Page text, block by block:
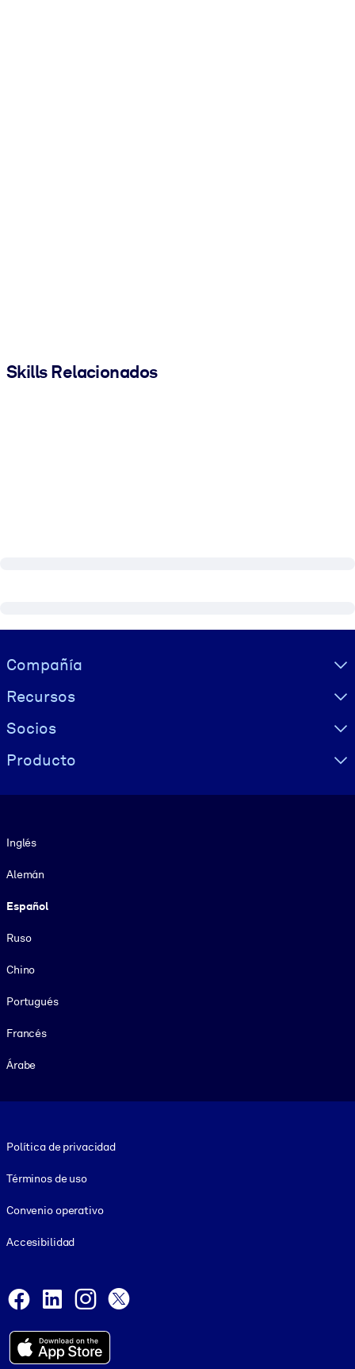
Skills Relacionados
Visually hidden Text
Compañía
Recursos
Socios
Producto
Inglés
Alemán
Español
Ruso
Chino
Portugués
Francés
Árabe
Política de privacidad
Términos de uso
Convenio operativo
Accesibilidad
Facebook
LinkedInInstagram